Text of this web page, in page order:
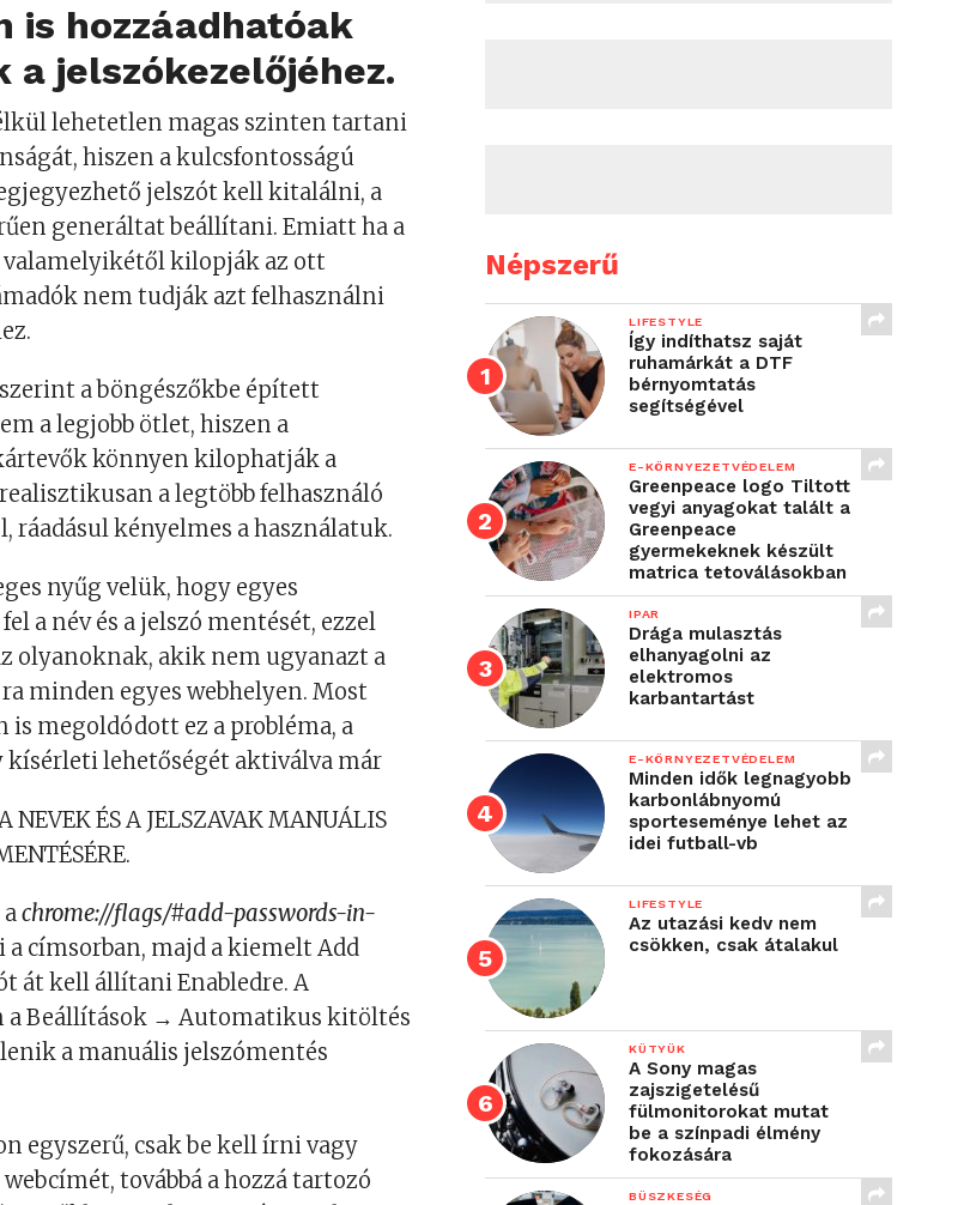
is hozzáadhatóak
a jelszókezelőjéhez.
lehetetlen magas szinten tartani
hiszen a kulcsfontosságú
jelszót kell kitalálni, a
generáltat beállítani. Emiatt ha a
kilopják az ott
nem tudják azt felhasználni
a böngészőkbe épített
a legjobb ötlet, hiszen a
könnyen kilophatják a
a legtöbb felhasználó
ráadásul kényelmes a használatuk.
nyűg velük, hogy egyes
a név és a jelszó mentését, ezzel
olyanoknak, akik nem ugyanazt a
minden egyes webhelyen. Most
is megoldódott ez a probléma, a
kísérleti lehetőségét aktiválva már
NEVEK ÉS A JELSZAVAK MANUÁLIS
achrome://flags/#add-passwords-in-
címsorban, majd a kiemelt Add
át kell állítani Enabledre. A
a Beállítások → Automatikus kitöltés
a manuális jelszómentés
egyszerű, csak be kell írni vagy
továbbá a hozzá tartozó
Népszerű
LIFESTYLE
Így indíthatsz saját
ruhamárkát a DTF
bérnyomtatás
segítségével
E-KÖRNYEZETVÉDELEM
Greenpeace logo Tiltott
vegyi anyagokat talált a
Greenpeace
gyermekeknek készült
matrica tetoválásokban
IPAR
Drága mulasztás
elhanyagolni az
elektromos
karbantartást
E-KÖRNYEZETVÉDELEM
Minden idők legnagyobb
karbonlábnyomú
sporteseménye lehet az
idei futball-vb
LIFESTYLE
Az utazási kedv nem
csökken, csak átalakul
KÜTYÜK
A Sony magas
zajszigetelésű
fülmonitorokat mutat
be a színpadi élmény
fokozására
BÜSZKESÉG